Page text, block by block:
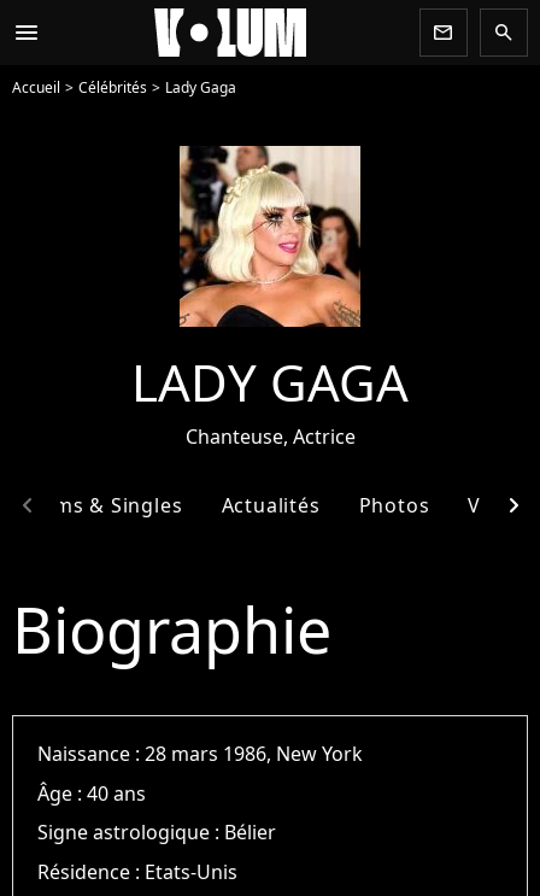
menu newsletter search
Accueil Célébrités Lady Gaga
LADY GAGA
Chanteuse, Actrice
Albums & Singles Actualités Photos Vidéos
chevron_left chevron_right
Biographie
Naissance :28 mars 1986, New York
Âge :40 ans
Signe astrologique : Bélier
Résidence : Etats-Unis